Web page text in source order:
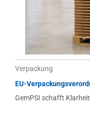
Verpackung
EU-
GemPSI schafft